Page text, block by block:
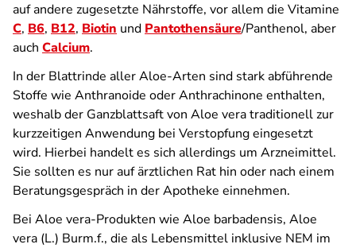
auf andere zugesetzte Nährstoffe, vor allem die Vitamine
C, B6, B12, Biotin und Pantothensäure/Panthenol, aber
auch Calcium.
In der Blattrinde aller Aloe-Arten sind stark abführende
Stoffe wie Anthranoide oder Anthrachinone enthalten,
weshalb der Ganzblattsaft von Aloe vera traditionell zur
kurzzeitigen Anwendung bei Verstopfung eingesetzt
wird. Hierbei handelt es sich allerdings um Arzneimittel.
Sie sollten es nur auf ärztlichen Rat hin oder nach einem
Beratungsgespräch in der Apotheke einnehmen.
Bei Aloe vera-Produkten wie Aloe barbadensis, Aloe
vera (L.) Burm.f., die als Lebensmittel inklusive NEM im